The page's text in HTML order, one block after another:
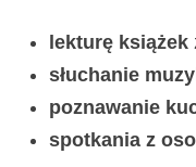
lekturę książek
słuchanie
poznawanie
spotkania z